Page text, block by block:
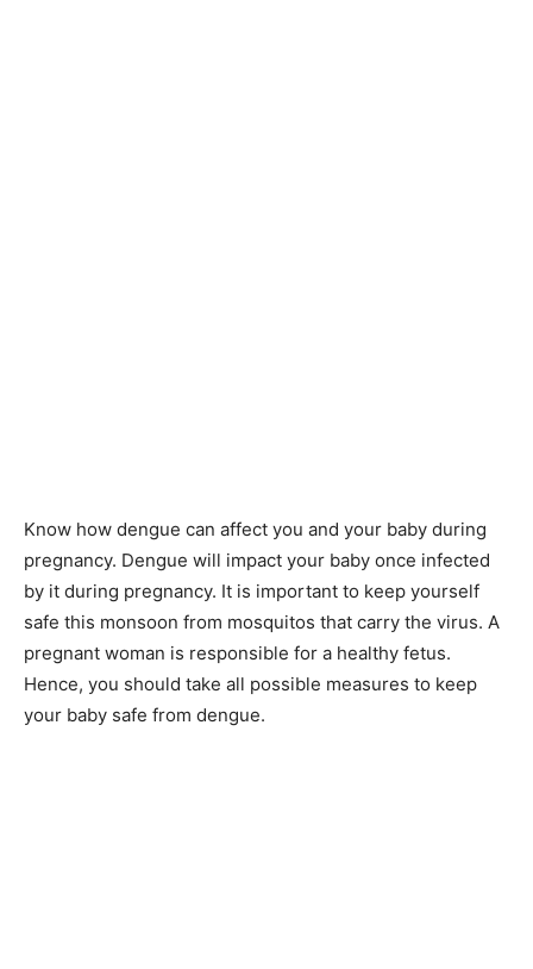
Know how dengue can affect you and your baby during
pregnancy. Dengue will impact your baby once infected
by it during pregnancy. It is important to keep yourself
safe this monsoon from mosquitos that carry the virus. A
pregnant woman is responsible for a healthy fetus.
Hence, you should take all possible measures to keep
your baby safe from dengue.